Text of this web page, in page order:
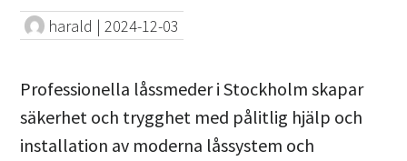
harald |2024-12-03
Professionella låssmeder i Stockholm skapar
säkerhet och trygghet med pålitlig hjälp och
installation av moderna låssystem och